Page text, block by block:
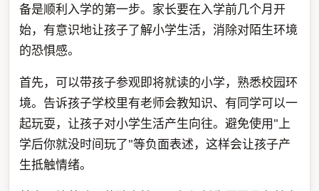
备是顺利入学的第一步。家长要在入学前几个月开
始，有意识地让孩子了解小学生活，消除对陌生环境
的恐惧感。
首先，可以带孩子参观即将就读的小学，熟悉校园环
境。告诉孩子学校里有老师会教知识、有同学可以一
起玩耍，让孩子对小学生活产生向往。避免使用"上
学后你就没时间玩了"等负面表述，这样会让孩子产
生抵触情绪。